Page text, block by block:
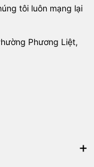
tôi luôn mạng lại
Phương Liệt,